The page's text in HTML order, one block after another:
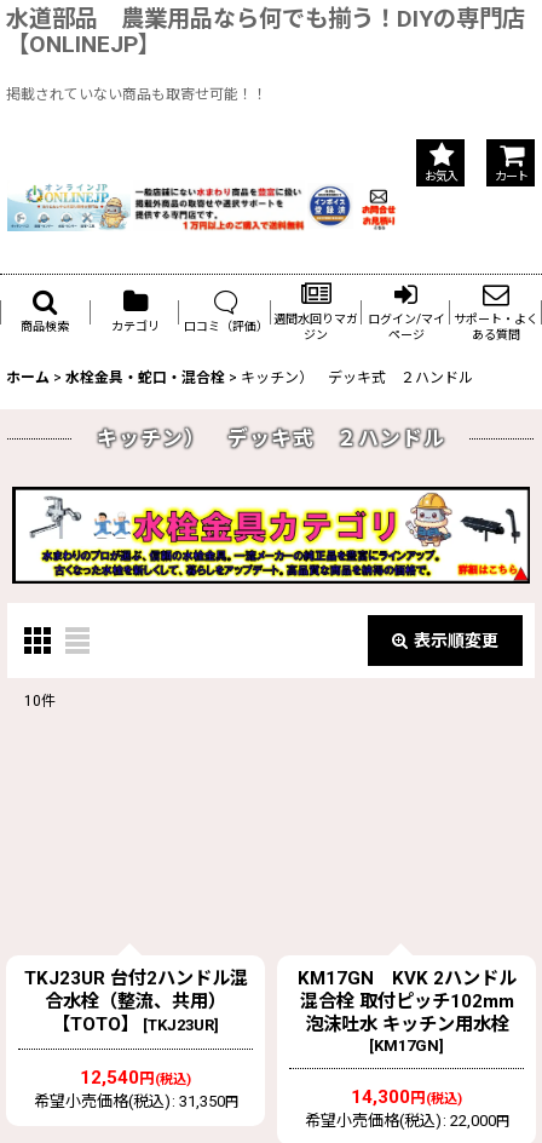
水道部品 農業用品なら何でも揃う！DIYの専門店
【ONLINEJP】
掲載されていない商品も取寄せ可能！！
お気入 カート
商品検索 カテゴリ 口コミ（評価）
週間水回りマガ
ジン
ログイン/マイ
ページ
サポート・よく
ある質問
ホーム > 水栓金具・蛇口・混合栓 > キッチン） デッキ式 ２ハンドル
キッチン） デッキ式 ２ハンドル
表示順変更
10件
TKJ23UR 台付2ハンドル混
合水栓（整流、共用）
【TOTO】
[TKJ23UR]
12,540円(税込)
希望小売価格(税込) : 31,350円
KM17GN KVK 2ハンドル
混合栓 取付ピッチ102mm
泡沫吐水 キッチン用水栓
[KM17GN]
14,300円(税込)
希望小売価格(税込) : 22,000円